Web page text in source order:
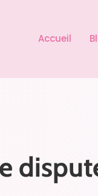
Accueil